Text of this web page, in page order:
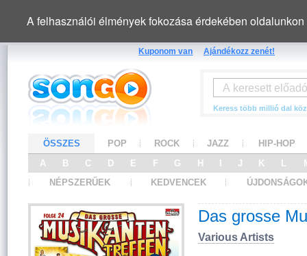
A felhasználói élmények fokozása érdekében
Kuponom van Ajándékozz zenét!
Keress több millió dal
ÖSSZES POP ROCK JAZZ
HIP-HOP
A
B C D E F G H J K L
NÉPSZERŰEK
KEDVENCEK
Das grosse
Various Artists